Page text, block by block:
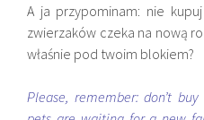
A ja przypominam: nie
zwierzaków czeka na nową
właśnie pod twoim blokiem?
Please, remember: don’t